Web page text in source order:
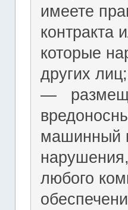
имеете
контракта
которые
других лиц;
―
машинный
любого